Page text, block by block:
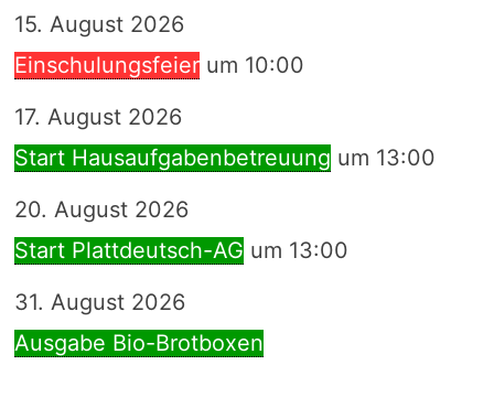
15. August 2026
Einschulungsfeier um 10:00
17. August 2026
Start Hausaufgabenbetreuung um 13:00
20. August 2026
Start Plattdeutsch-AG um 13:00
31. August 2026
Ausgabe Bio-Brotboxen